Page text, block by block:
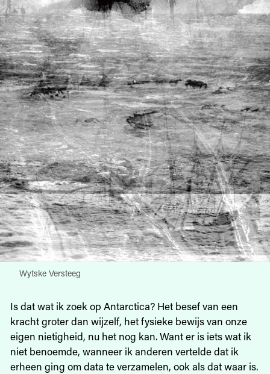
Wytske Versteeg
Is dat wat ik zoek op Antarctica? Het besef van een
kracht groter dan wijzelf, het fysieke bewijs van onze
eigen nietigheid, nu het nog kan. Want er is iets wat ik
niet benoemde, wanneer ik anderen vertelde dat ik
erheen ging om data te verzamelen, ook als dat waar is.